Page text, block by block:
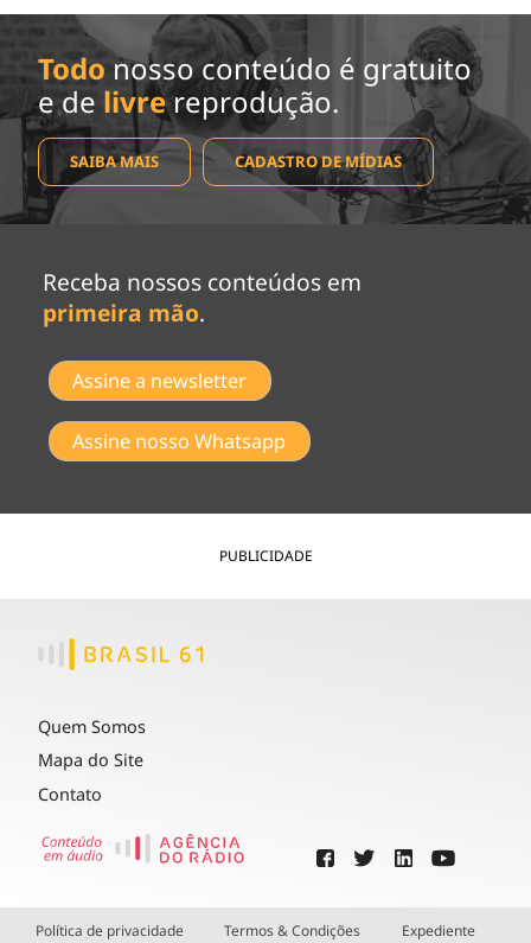
Todo nosso conteúdo é gratuito
e de livrereprodução.
SAIBA MAIS CADASTRO DE MÍDIAS
Receba nossos conteúdos em
primeira mão.
Assine a newsletter
Assine nosso Whatsapp
PUBLICIDADE
Quem Somos
Mapa do Site
Contato
Política de privacidade Termos & Condições Expediente